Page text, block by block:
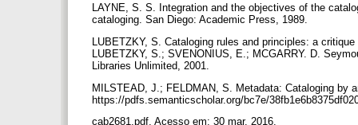
LAYNE, S. S. Integration and the objectives of the
cataloging. San Diego: Academic Press, 1989.
LUBETZKY, S. Cataloging rules and principles: a
LUBETZKY, S.; SVENONIUS, E.; MCGARRY. D.
Libraries Unlimited, 2001.
MILSTEAD, J.; FELDMAN, S. Metadata: Cataloging by
https://pdfs.semanticscholar.org/bc7e/
cab2681.pdf. Acesso em: 30 mar. 2016.